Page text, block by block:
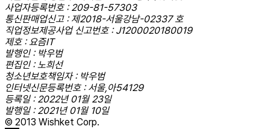
사업자등록번호 : 209-81-57303
통신판매업신고 : 제2018-서울강남-02337 호
직업정보제공사업 신고번호 : J1200020180019
제호 : 요즘IT
발행인 : 박우범
편집인 : 노희선
청소년보호책임자 : 박우범
인터넷신문등록번호 : 서울,아54129
등록일 : 2022년 01월 23일
발행일 : 2021년 01월 10일
© 2013 Wishket Corp.